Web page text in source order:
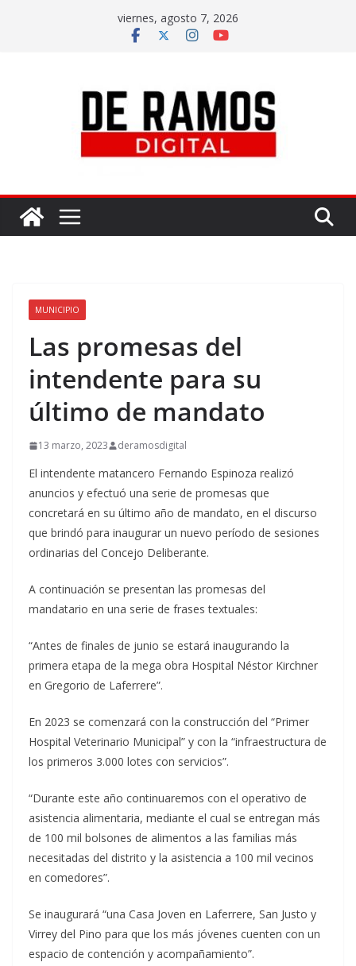
viernes, agosto 7, 2026
MUNICIPIO
Las promesas del
intendente para su
último de mandato
13 marzo, 2023 deramosdigital
El intendente matancero Fernando Espinoza realizó
anuncios y efectuó una serie de promesas que
concretará en su último año de mandato, en el discurso
que brindó para inaugurar un nuevo período de sesiones
ordinarias del Concejo Deliberante.
A continuación se presentan las promesas del
mandatario en una serie de frases textuales:
“Antes de finales de junio se estará inaugurando la
primera etapa de la mega obra Hospital Néstor Kirchner
en Gregorio de Laferrere”.
En 2023 se comenzará con la construcción del “Primer
Hospital Veterinario Municipal” y con la “infraestructura de
los primeros 3.000 lotes con servicios”.
“Durante este año continuaremos con el operativo de
asistencia alimentaria, mediante el cual se entregan más
de 100 mil bolsones de alimentos a las familias más
necesitadas del distrito y la asistencia a 100 mil vecinos
en comedores”.
Se inaugurará “una Casa Joven en Laferrere, San Justo y
Virrey del Pino para que los más jóvenes cuenten con un
espacio de contención y acompañamiento”.